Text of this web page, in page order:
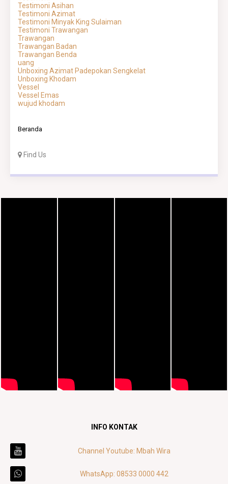
Testimoni Asihan
Testimoni Azimat
Testimoni Minyak King Sulaiman
Testimoni Trawangan
Trawangan
Trawangan Badan
Trawangan Benda
uang
Unboxing Azimat Padepokan Sengkelat
Unboxing Khodam
Vessel
Vessel Emas
wujud khodam
Beranda
Find Us
INFO KONTAK
Channel Youtube: Mbah Wira
WhatsApp: 08533 0000 442